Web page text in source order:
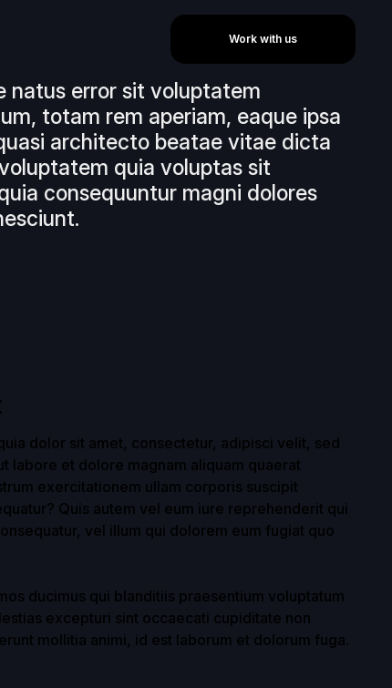
Work with us
natus error sit voluptatem
totam rem aperiam, eaque ipsa
architecto beatae vitae dicta
quia voluptas sit
consequuntur magni dolores
dolor sit amet, consectetur, adipisci velit, sed
labore et dolore magnam aliquam quaerat
exercitationem ullam corporis suscipit
Quis autem vel eum iure reprehenderit qui
vel illum qui dolorem eum fugiat quo
ducimus qui blanditiis praesentium voluptatum
excepturi sint occaecati cupiditate non
mollitia animi, id est laborum et dolorum fuga.